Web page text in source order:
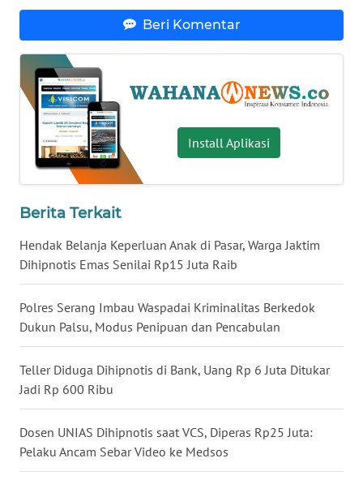
Beri Komentar
Install Aplikasi
Berita Terkait
Hendak Belanja Keperluan Anak di Pasar, Warga Jaktim
Dihipnotis Emas Senilai Rp15 Juta Raib
Polres Serang Imbau Waspadai Kriminalitas Berkedok
Dukun Palsu, Modus Penipuan dan Pencabulan
Teller Diduga Dihipnotis di Bank, Uang Rp 6 Juta Ditukar
Jadi Rp 600 Ribu
Dosen UNIAS Dihipnotis saat VCS, Diperas Rp25 Juta:
Pelaku Ancam Sebar Video ke Medsos
BABEL
WN
SUMBAR
WN
SUMSEL
BENGKULU
WN
LAMPUNG
WN
WN
NUSANTARA
JOGJA